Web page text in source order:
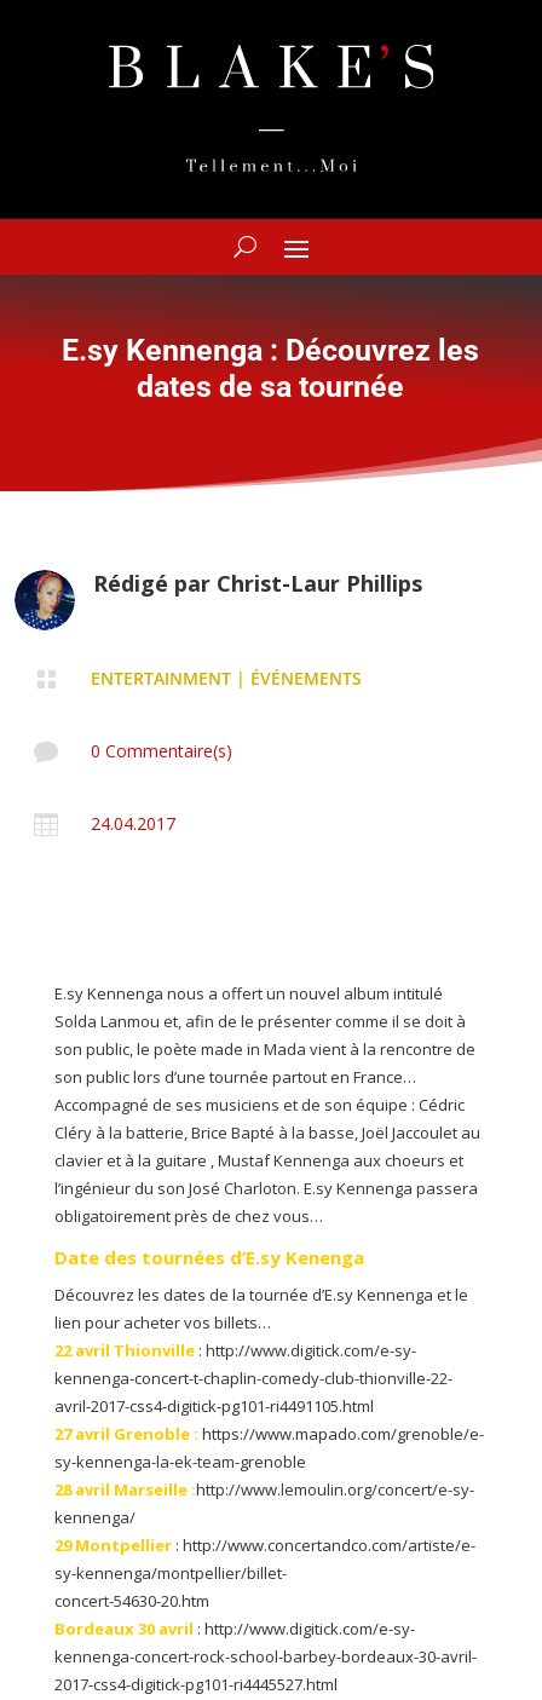
E.sy Kennenga : Découvrez les
dates de sa tournée
Rédigé par Christ-Laur Phillips
 ENTERTAINMENT| ÉVÉNEMENTS
 0 Commentaire(s)
 24.04.2017
E.sy Kennenga nous a offert un nouvel album intitulé
Solda Lanmou et, afin de le présenter comme il se doit à
son public, le poète made in Mada vient à la rencontre de
son public lors d’une tournée partout en France…
Accompagné de ses musiciens et de son équipe : Cédric
Cléry à la batterie, Brice Bapté à la basse, Joël Jaccoulet au
clavier et à la guitare , Mustaf Kennenga aux choeurs et
l’ingénieur du son José Charloton. E.sy Kennenga passera
obligatoirement près de chez vous…
Date des tournées d’E.sy Kenenga
Découvrez les dates de la tournée d’E.sy Kennenga et le
lien pour acheter vos billets…
22 avril Thionville : http://www.digitick.com/e-sy-
kennenga-concert-t-chaplin-comedy-club-thionville-22-
avril-2017-css4-digitick-pg101-ri4491105.html
27 avril Grenoble : https://www.mapado.com/grenoble/e-
sy-kennenga-la-ek-team-grenoble
28 avril Marseille :http://www.lemoulin.org/concert/e-sy-
kennenga/
29 Montpellier: http://www.concertandco.com/artiste/e-
sy-kennenga/montpellier/billet-
concert-54630-20.htm
Bordeaux 30 avril : http://www.digitick.com/e-sy-
kennenga-concert-rock-school-barbey-bordeaux-30-avril-
2017-css4-digitick-pg101-ri4445527.html